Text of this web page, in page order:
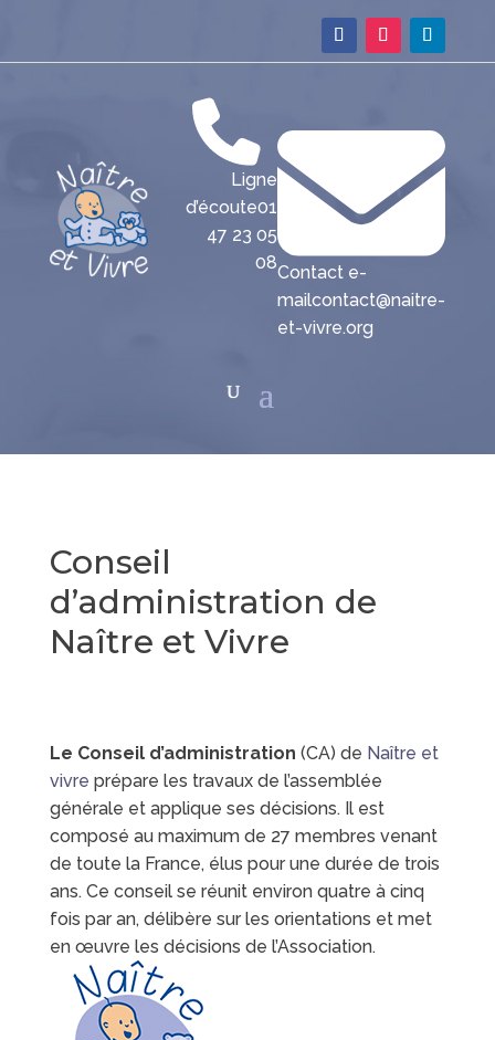
Ligne
d’écoute01
47 23 05
08Contact e-
mailcontact@naitre-
et-vivre.org
Conseil
d’administration de
Naître et Vivre
Le Conseil d’administration (CA) de Naître et
vivre prépare les travaux de l’assemblée
générale et applique ses décisions. Il est
composé au maximum de 27 membres venant
de toute la France, élus pour une durée de trois
ans. Ce conseil se réunit environ quatre à cinq
fois par an, délibère sur les orientations et met
en œuvre les décisions de l’Association.